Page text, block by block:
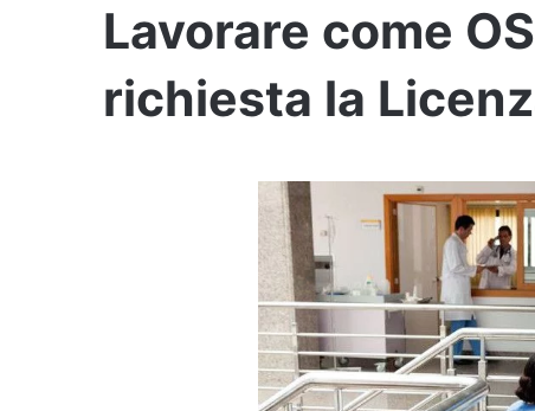
Lavorare come
richiesta la